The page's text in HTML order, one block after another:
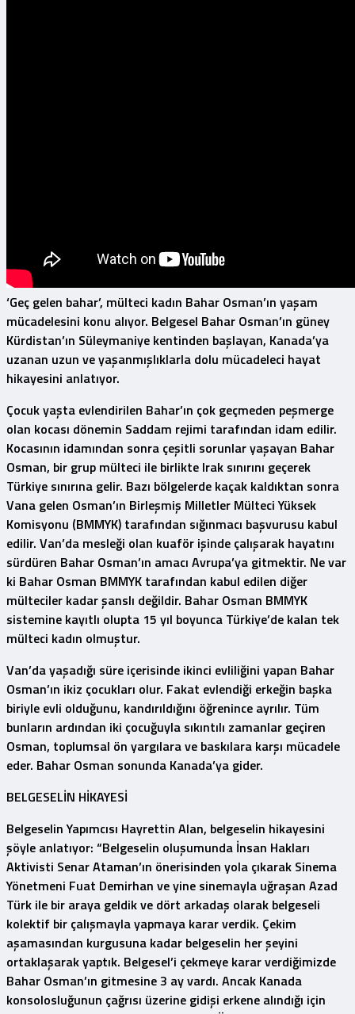
‘Geç gelen bahar’, mülteci kadın Bahar Osman’ın yaşam
mücadelesini konu alıyor. Belgesel Bahar Osman’ın güney
Kürdistan’ın Süleymaniye kentinden başlayan, Kanada’ya
uzanan uzun ve yaşanmışlıklarla dolu mücadeleci hayat
hikayesini anlatıyor.
Çocuk yaşta evlendirilen Bahar’ın çok geçmeden peşmerge
olan kocası dönemin Saddam rejimi tarafından idam edilir.
Kocasının idamından sonra çeşitli sorunlar yaşayan Bahar
Osman, bir grup mülteci ile birlikte Irak sınırını geçerek
Türkiye sınırına gelir. Bazı bölgelerde kaçak kaldıktan sonra
Vana gelen Osman’ın Birleşmiş Milletler Mülteci Yüksek
Komisyonu (BMMYK) tarafından sığınmacı başvurusu kabul
edilir. Van’da mesleği olan kuaför işinde çalışarak hayatını
sürdüren Bahar Osman’ın amacı Avrupa’ya gitmektir. Ne var
ki Bahar Osman BMMYK tarafından kabul edilen diğer
mülteciler kadar şanslı değildir. Bahar Osman BMMYK
sistemine kayıtlı olupta 15 yıl boyunca Türkiye’de kalan tek
mülteci kadın olmuştur.
Van’da yaşadığı süre içerisinde ikinci evliliğini yapan Bahar
Osman’ın ikiz çocukları olur. Fakat evlendiği erkeğin başka
biriyle evli olduğunu, kandırıldığını öğrenince ayrılır. Tüm
bunların ardından iki çocuğuyla sıkıntılı zamanlar geçiren
Osman, toplumsal ön yargılara ve baskılara karşı mücadele
eder. Bahar Osman sonunda Kanada’ya gider.
BELGESELİN HİKAYESİ
Belgeselin Yapımcısı Hayrettin Alan, belgeselin hikayesini
şöyle anlatıyor: “Belgeselin oluşumunda İnsan Hakları
Aktivisti Senar Ataman’ın önerisinden yola çıkarak Sinema
Yönetmeni Fuat Demirhan ve yine sinemayla uğraşan Azad
Türk ile bir araya geldik ve dört arkadaş olarak belgeseli
kolektif bir çalışmayla yapmaya karar verdik. Çekim
aşamasından kurgusuna kadar belgeselin her şeyini
ortaklaşarak yaptık. Belgesel’i çekmeye karar verdiğimizde
Bahar Osman’ın gitmesine 3 ay vardı. Ancak Kanada
konsolosluğunun çağrısı üzerine gidişi erkene alındığı için